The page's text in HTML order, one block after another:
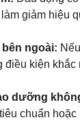
giảm hiệu
ngoài:
điều kiện
dưỡng
chuẩn